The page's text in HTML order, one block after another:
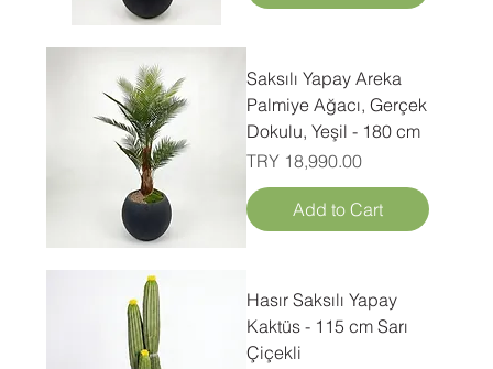
Saksılı Yapay Areka
Palmiye Ağacı, Gerçek
Dokulu, Yeşil - 180 cm
Price
TRY 18,990.00
Add to Cart
Hasır Saksılı Yapay
Kaktüs - 115 cm Sarı
Çiçekli